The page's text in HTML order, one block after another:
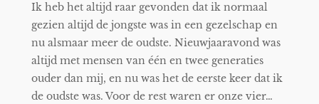
Ik heb het altijd raar gevonden dat ik normaal
gezien altijd de jongste was in een gezelschap en
nu alsmaar meer de oudste. Nieuwjaaravond was
altijd met mensen van één en twee generaties
ouder dan mij, en nu was het de eerste keer dat ik
de oudste was. Voor de rest waren er onze vier…